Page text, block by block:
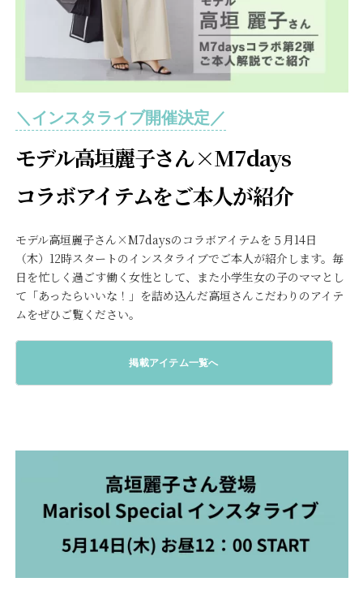
＼インスタライブ開催決定／
モデル高垣麗子さん×M7days
コラボアイテムをご本人が紹介
モデル高垣麗子さん×M7daysのコラボアイテムを５月14日
（木）12時スタートのインスタライブでご本人が紹介します。毎
日を忙しく過ごす働く女性として、また小学生女の子のママとし
て「あったらいいな！」を詰め込んだ高垣さんこだわりのアイテ
ムをぜひご覧ください。
掲載アイテム一覧へ